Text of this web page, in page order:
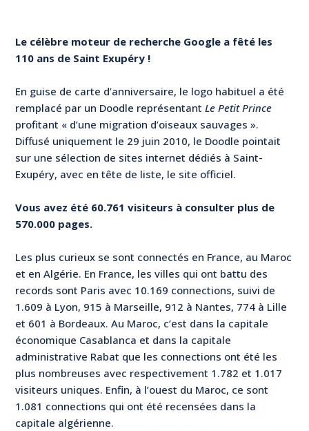
Le célèbre moteur de recherche Google a fêté les
110 ans de Saint Exupéry !
En guise de carte d’anniversaire, le logo habituel a été
remplacé par un Doodle représentant Le Petit Prince
profitant « d’une migration d’oiseaux sauvages ».
Diffusé uniquement le 29 juin 2010, le Doodle pointait
sur une sélection de sites internet dédiés à Saint-
Exupéry, avec en tête de liste, le site officiel.
Vous avez été 60.761 visiteurs à consulter plus de
570.000 pages.
Les plus curieux se sont connectés en France, au Maroc
et en Algérie. En France, les villes qui ont battu des
records sont Paris avec 10.169 connections, suivi de
1.609 à Lyon, 915 à Marseille, 912 à Nantes, 774 à Lille
et 601 à Bordeaux. Au Maroc, c’est dans la capitale
économique Casablanca et dans la capitale
administrative Rabat que les connections ont été les
plus nombreuses avec respectivement 1.782 et 1.017
visiteurs uniques. Enfin, à l’ouest du Maroc, ce sont
1.081 connections qui ont été recensées dans la
capitale algérienne.